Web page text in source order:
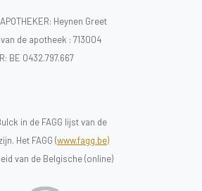
Heynen Greet
van de apotheek : 713004
BE 0432.797.667
in de FAGG lijst van de
Het FAGG (www.fagg.be)
van de Belgische (online)